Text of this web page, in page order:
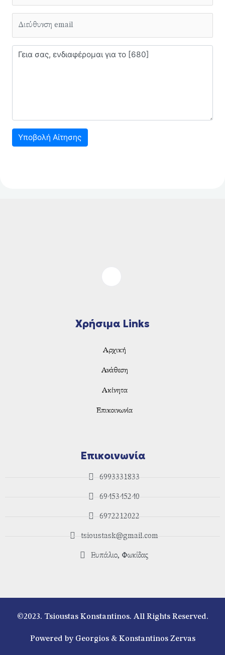
Υποβολή Αίτησης
Χρήσιμα Links
Αρχική
Ανάθεση
Ακίνητα
Επικοινωνία
Επικοινωνία
6993331833
6945345240
6972212022
tsioustask@gmail.com
Ευπάλιο, Φωκίδας
©2023. Tsioustas Konstantinos. All Rights Reserved.
Powered by Georgios & Konstantinos Zervas